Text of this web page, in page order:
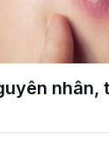
nhân,